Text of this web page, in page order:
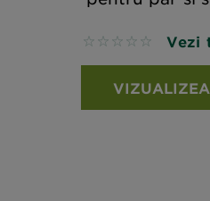
No reviews Vezi